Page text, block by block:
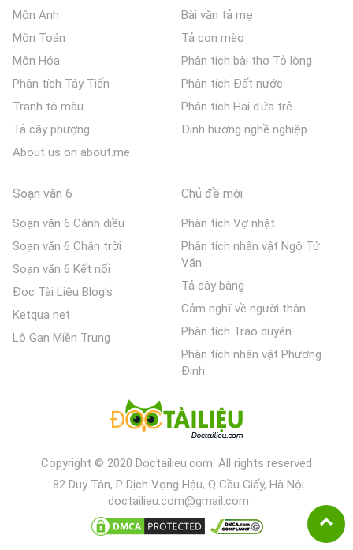
Môn Anh
Môn Toán
Môn Hóa
Phân tích Tây Tiến
Tranh tô màu
Tả cây phượng
About us on about.me
Bài văn tả mẹ
Tả con mèo
Phân tích bài thơ Tỏ lòng
Phân tích Đất nước
Phân tích Hai đứa trẻ
Định hướng nghề nghiệp
Soạn văn 6
Soạn văn 6 Cánh diều
Soạn văn 6 Chân trời
Soạn văn 6 Kết nối
Đọc Tài Liệu Blog's
Ketqua net
Lô Gan Miền Trung
Chủ đề mới
Phân tích Vợ nhặt
Phân tích nhân vật Ngô Tử
Văn
Tả cây bàng
Cảm nghĩ về người thân
Phân tích Trao duyên
Phân tích nhân vật Phương
Định
Copyright © 2020 Doctailieu.com. All rights reserved
82 Duy Tân, P Dịch Vọng Hậu, Q Cầu Giấy, Hà Nội
doctailieu.com@gmail.com